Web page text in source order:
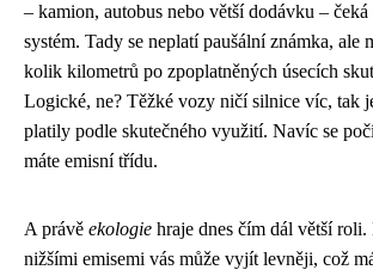
– kamion, autobus nebo větší dodávku –
systém. Tady se neplatí paušální známka, ale
kolik kilometrů po zpoplatněných úsecích
Logické, ne? Těžké vozy ničí silnice víc, tak
platily podle skutečného využití. Navíc se
máte emisní třídu.
A právě ekologie hraje dnes čím dál větší
nižšími emisemi vás může vyjít levněji, což